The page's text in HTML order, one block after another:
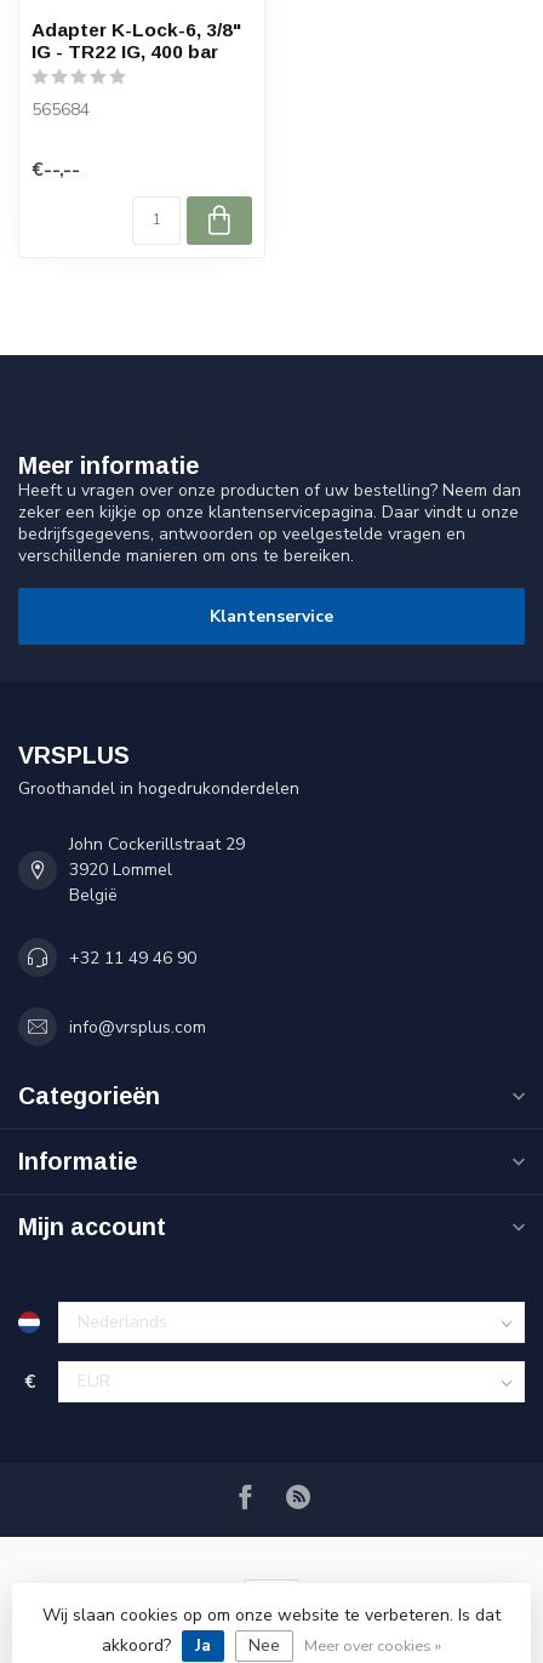
Adapter K-Lock-6, 3/8"
IG - TR22 IG, 400 bar
565684
€--,--
Meer informatie
Heeft u vragen over onze producten of uw bestelling? Neem dan
zeker een kijkje op onze klantenservicepagina. Daar vindt u onze
bedrijfsgegevens, antwoorden op veelgestelde vragen en
verschillende manieren om ons te bereiken.
Klantenservice
VRSPLUS
Groothandel in hogedrukonderdelen
John Cockerillstraat 29
3920 Lommel
België
+32 11 49 46 90
info@vrsplus.com
Categorieën
Informatie
Mijn account
€
© Copyright 2026 VRSPLUS
Wij slaan cookies op om onze website te verbeteren. Is dat
akkoord?
Ja Nee Meer over cookies »